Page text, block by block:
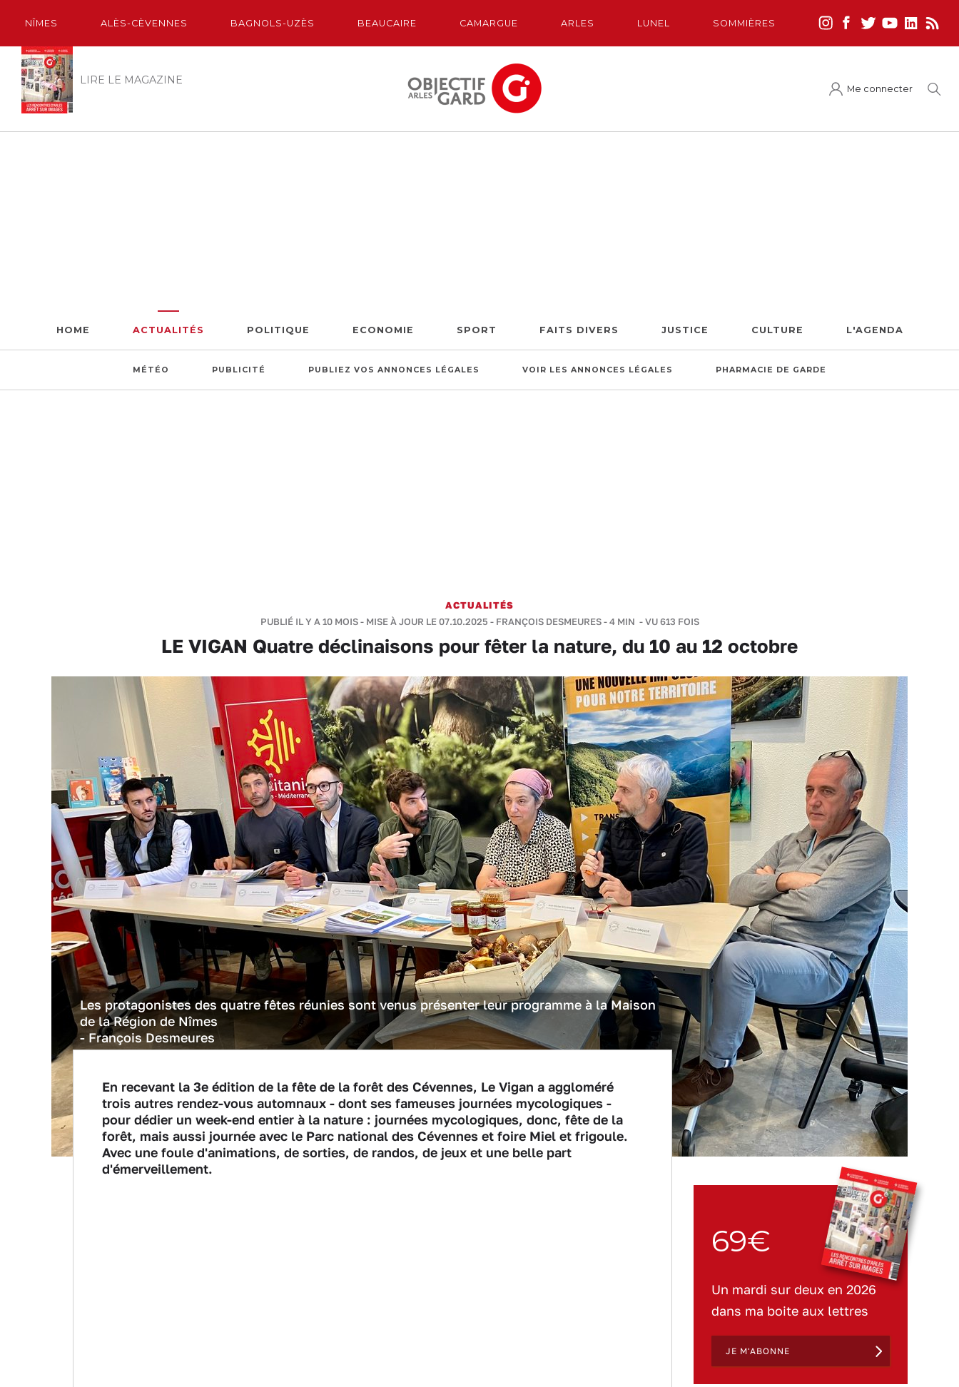
NÎMES ALÈS-CÈVENNES BAGNOLS-UZÈS BEAUCAIRE CAMARGUE ARLES LUNEL SOMMIÈRES
LIRE LE MAGAZINE
Me connecter
HOME ACTUALITÉS POLITIQUE ECONOMIE SPORT FAITS DIVERS JUSTICE CULTURE L'AGENDA
MÉTÉO PUBLICITÉ PUBLIEZ VOS ANNONCES LÉGALES VOIR LES ANNONCES LÉGALES PHARMACIE DE GARDE
ACTUALITÉS
PUBLIÉ IL Y A 10 MOIS - MISE À JOUR LE 07.10.2025 - FRANÇOIS DESMEURES-4 MIN - VU 613 FOIS
LE VIGAN Quatre déclinaisons pour fêter la nature, du 10 au 12 octobre
Les protagonistes des quatre fêtes réunies sont venus présenter leur programme à la Maison
de la Région de Nîmes
- François Desmeures
En recevant la 3e édition de la fête de la forêt des Cévennes, Le Vigan a aggloméré
trois autres rendez-vous automnaux - dont ses fameuses journées mycologiques -
pour dédier un week-end entier à la nature : journées mycologiques, donc, fête de la
forêt, mais aussi journée avec le Parc national des Cévennes et foire Miel et frigoule.
Avec une foule d'animations, de sorties, de randos, de jeux et une belle part
d'émerveillement.
69€
Un mardi sur deux en 2026
dans ma boite aux lettres
JE M'ABONNE